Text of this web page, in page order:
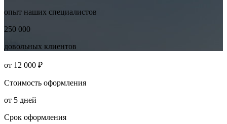
опыт наших специалистов
250 000
довольных клиентов
от 12 000 ₽
Стоимость оформления
от 5 дней
Срок оформления